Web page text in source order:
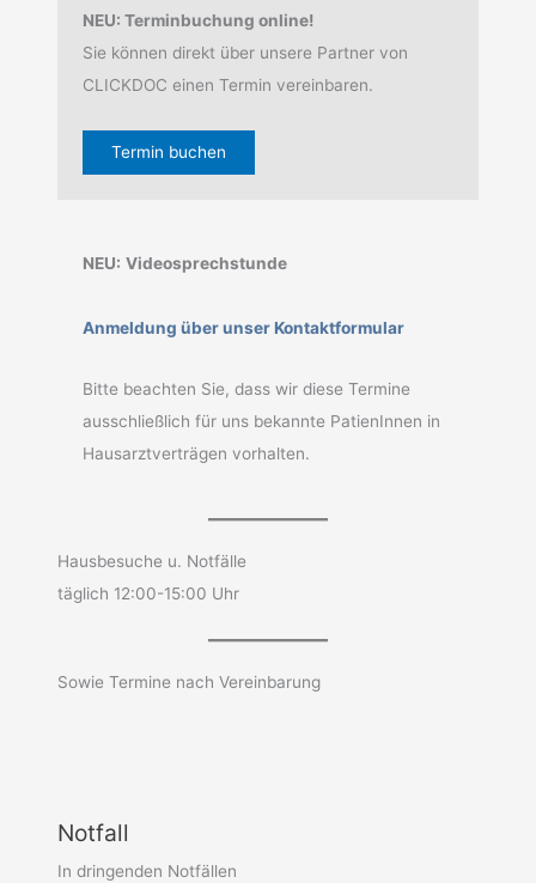
NEU: Terminbuchung online!
Sie können direkt über unsere Partner von
CLICKDOC einen Termin vereinbaren.
Termin buchen
NEU: Videosprechstunde
Anmeldung über unser Kontaktformular
Bitte beachten Sie, dass wir diese Termine
ausschließlich für uns bekannte PatienInnen in
Hausarztverträgen vorhalten.
Hausbesuche u. Notfälle
täglich 12:00-15:00 Uhr
Sowie Termine nach Vereinbarung
Notfall
In dringenden Notfällen